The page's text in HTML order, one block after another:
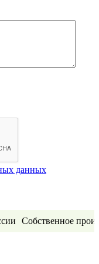
данных
Собственное